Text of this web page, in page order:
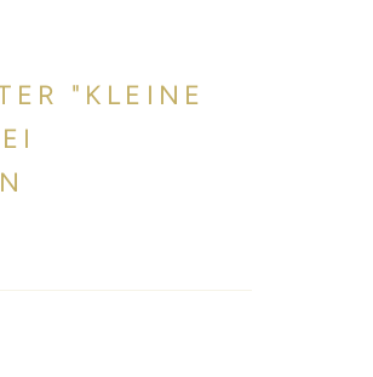
"KLEINE